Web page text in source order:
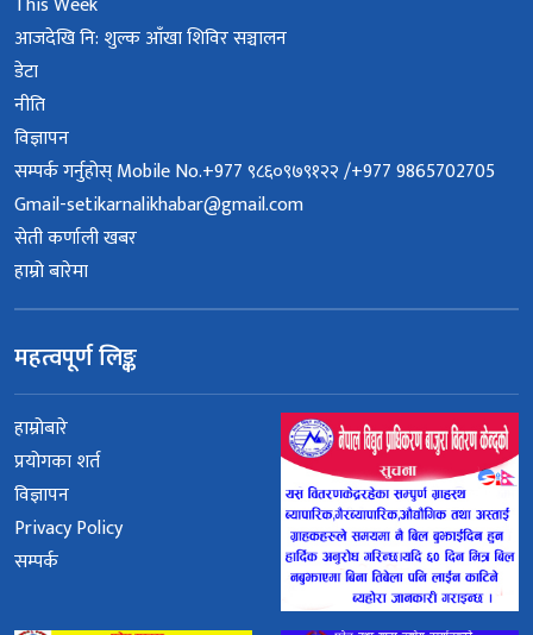
आजदेखि नि: शुल्क आँखा शिविर सञ्चालन
डेटा
नीति
विज्ञापन
सम्पर्क गर्नुहोस् Mobile No.+977 ९८६०९७९१२२ /+977 9865702705
Gmail-setikarnalikhabar@gmail.com
सेती कर्णाली खबर
हाम्रो बारेमा
महत्वपूर्ण लिङ्क
हाम्रोबारे
प्रयोगका शर्त
विज्ञापन
Privacy Policy
सम्पर्क